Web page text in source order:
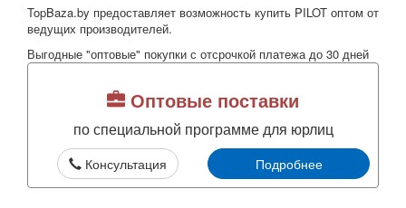
TopBaza.by предоставляет возможность купить PILOT оптом от
ведущих производителей.
Выгодные "оптовые" покупки с отсрочкой платежа до 30 дней
Оптовые поставки
по специальной программе для юрлиц
Консультация Подробнее